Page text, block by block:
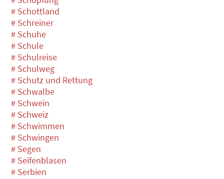
# Schottland
# Schreiner
# Schuhe
# Schule
# Schulreise
# Schulweg
# Schutz und Rettung
# Schwalbe
# Schwein
# Schweiz
# Schwimmen
# Schwingen
# Segen
# Seifenblasen
# Serbien